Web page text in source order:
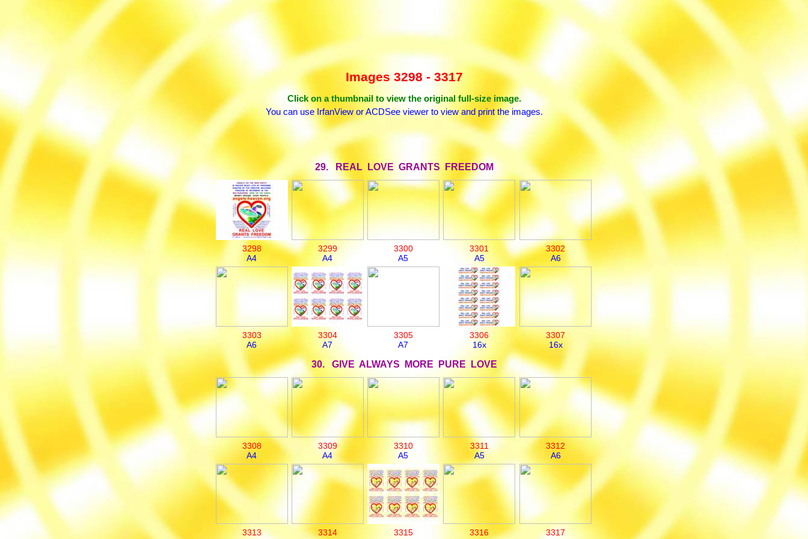
Images 3298 - 3317
Click on a thumbnail to view the original full-size image.
You can use IrfanView or ACDSee viewer to view and print the images.
29. REAL LOVE GRANTS FREEDOM
3298
A4
3299
A4
3300
A5
3301
A5
3302
A6
3303
A6
3304
A7
3305
A7
3306
16x
3307
16x
30. GIVE ALWAYS MORE PURE LOVE
3308
A4
3309
A4
3310
A5
3311
A5
3312
A6
3313
3314
3315
3316
3317